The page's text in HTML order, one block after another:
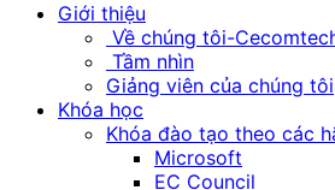
Giới thiệu
Về chúng tôi-
Tầm nhìn
Giảng viên của chúng tôi
Khóa học
Khóa đào tạo theo các
Microsoft
EC Council